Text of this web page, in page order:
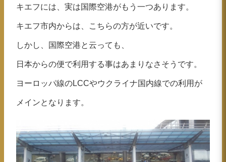
キエフには、実は国際空港がもう一つあります。
キエフ市内からは、こちらの方が近いです。
しかし、国際空港と云っても、
日本からの便で利用する事はあまりなさそうです。
ヨーロッパ線のLCCやウクライナ国内線での利用が
メインとなります。